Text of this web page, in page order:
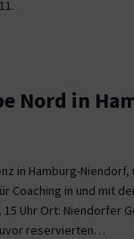
Nord in
in Hamburg-Niendorf,
Coaching in und mit
15 Uhr Ort: Niendorfer
reservierten…